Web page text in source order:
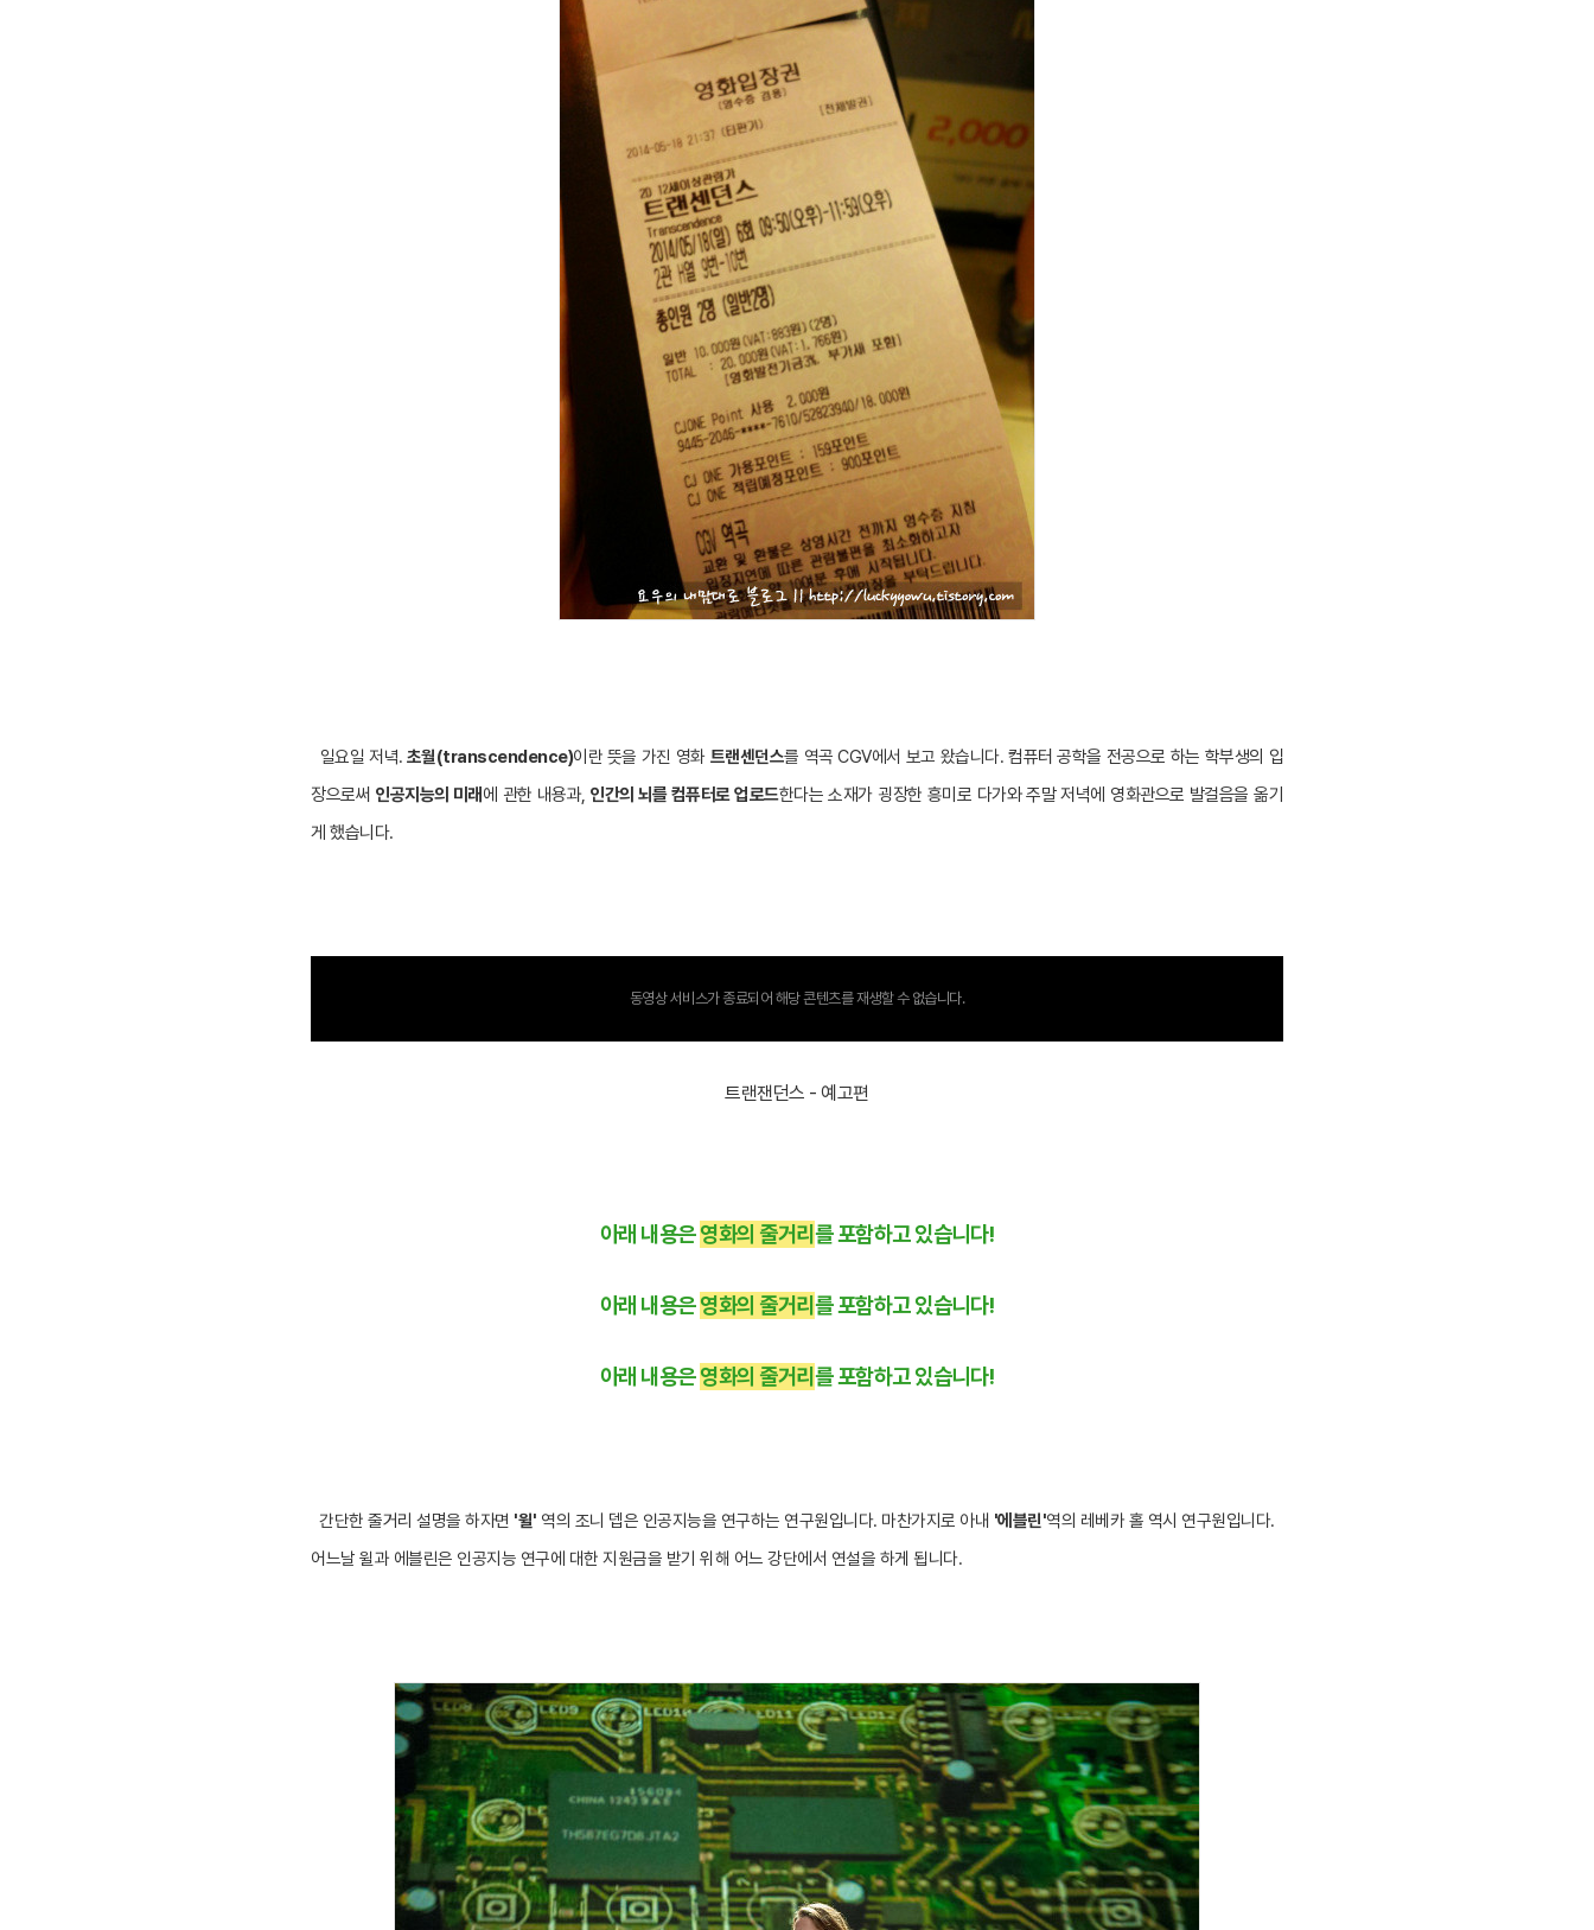
일요일 저녁. 초월(transcendence)이란 뜻을 가진 영화 트랜센던스를 역곡 CGV에서 보고 왔습니다.컴퓨터 공학을 전공으로 하는 학부생의 입
장으로써 인공지능의 미래에 관한 내용과, 인간의 뇌를 컴퓨터로 업로드한다는 소재가 굉장한 흥미로 다가와 주말 저녁에 영화관으로 발걸음을 옮기
게 했습니다.
동영상 서비스가 종료되어 해당 콘텐츠를 재생할 수 없습니다.
트랜잰던스 - 예고편
아래 내용은영화의 줄거리 를 포함하고 있습니다!
아래 내용은영화의 줄거리 를 포함하고 있습니다!
아래 내용은영화의 줄거리 를 포함하고 있습니다!
간단한 줄거리 설명을 하자면 '윌' 역의 조니 뎁은 인공지능을 연구하는 연구원입니다. 마찬가지로 아내 '에블린'역의 레베카 홀 역시 연구원입니다.
어느날 윌과 에블린은 인공지능 연구에 대한 지원금을 받기 위해 어느 강단에서 연설을 하게 됩니다.